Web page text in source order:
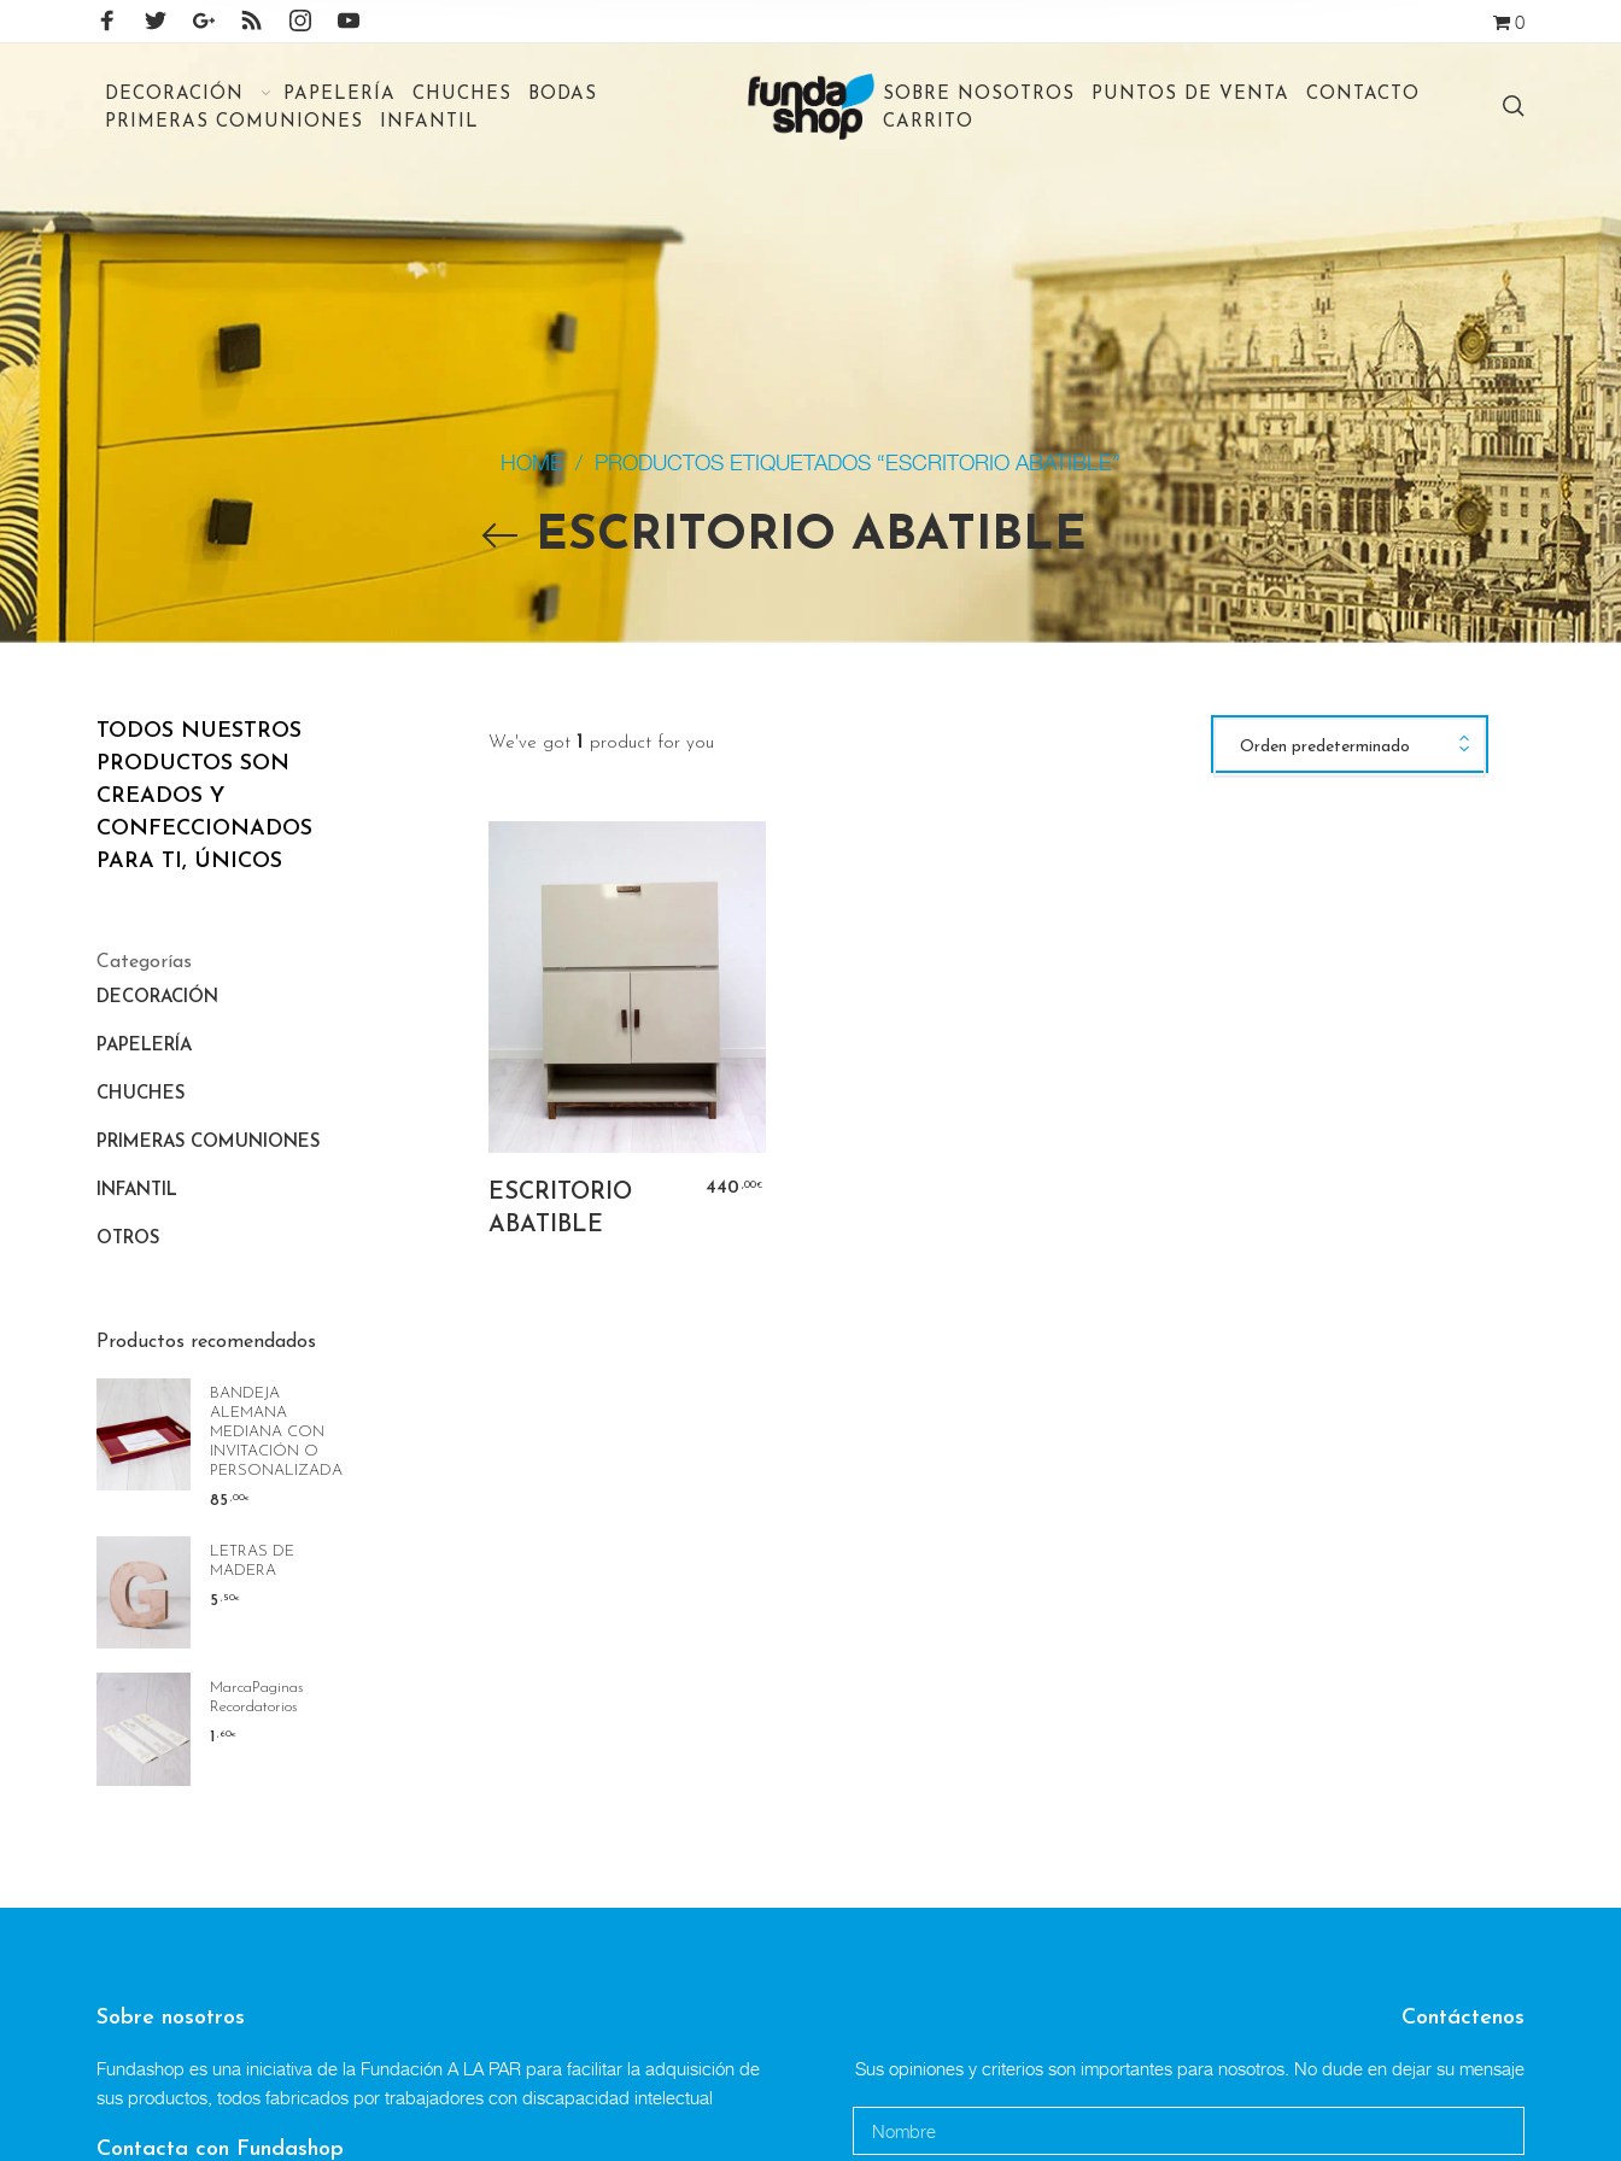
0
DECORACIÓN PAPELERÍA CHUCHES
BODAS
PRIMERAS COMUNIONES
INFANTIL
SOBRE NOSOTROS PUNTOS DE VENTA
CONTACTO
CARRITO
HOME / PRODUCTOS ETIQUETADOS “ESCRITORIO ABATIBLE”
ESCRITORIO ABATIBLE
TODOS NUESTROS
PRODUCTOS SON
CREADOS Y
CONFECCIONADOS
PARA TI, ÚNICOS
Categorías
DECORACIÓN
PAPELERÍA
CHUCHES
PRIMERAS COMUNIONES
INFANTIL
OTROS
Productos recomendados
BANDEJA
ALEMANA
MEDIANA CON
INVITACIÓN O
PERSONALIZADA
85 ,00€
LETRAS DE
MADERA
5 ,50€
MarcaPaginas
Recordatorios
1 ,60€
We've got 1 product for you Orden predeterminado
OPCIONES
ESCRITORIO
ABATIBLE
440 ,00€
Sobre nosotros
Fundashop es una iniciativa de la Fundación A LA PAR para facilitar la adquisición de
sus productos, todos fabricados por trabajadores con discapacidad intelectual
Contacta con Fundashop
Contáctenos
Sus opiniones y criterios son importantes para nosotros. No dude en dejar su mensaje